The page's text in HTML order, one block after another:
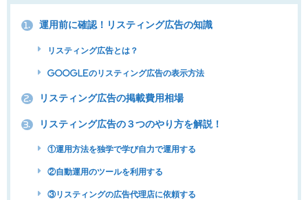
1. 運用前に確認！リスティング広告の知識
リスティング広告とは？
Googleのリスティング広告の表示方法
2. リスティング広告の掲載費用相場
3. リスティング広告の３つのやり方を解説！
①運用方法を独学で学び自力で運用する
②自動運用のツールを利用する
③リスティングの広告代理店に依頼する